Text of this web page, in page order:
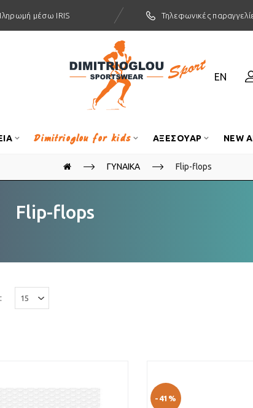
μέσω IRIS Τηλεφωνικές
EN
Dimitrioglou for kids ΑΞΕΣΟΥΑΡ NEW
ΓΥΝΑΙΚΑ Flip-flops
Flip-flops
-41%